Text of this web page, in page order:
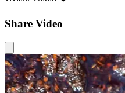
Share Video